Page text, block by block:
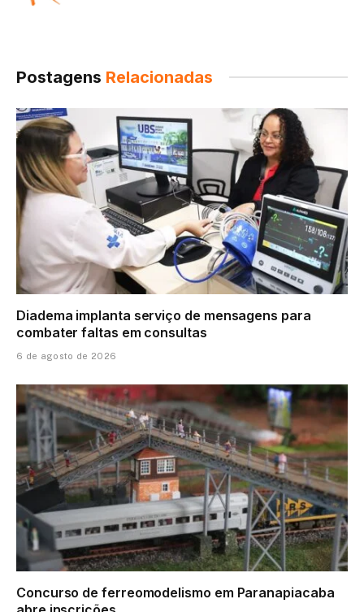
Postagens Relacionadas
Diadema implanta serviço de mensagens para
combater faltas em consultas
6 de agosto de 2026
Concurso de ferreomodelismo em Paranapiacaba